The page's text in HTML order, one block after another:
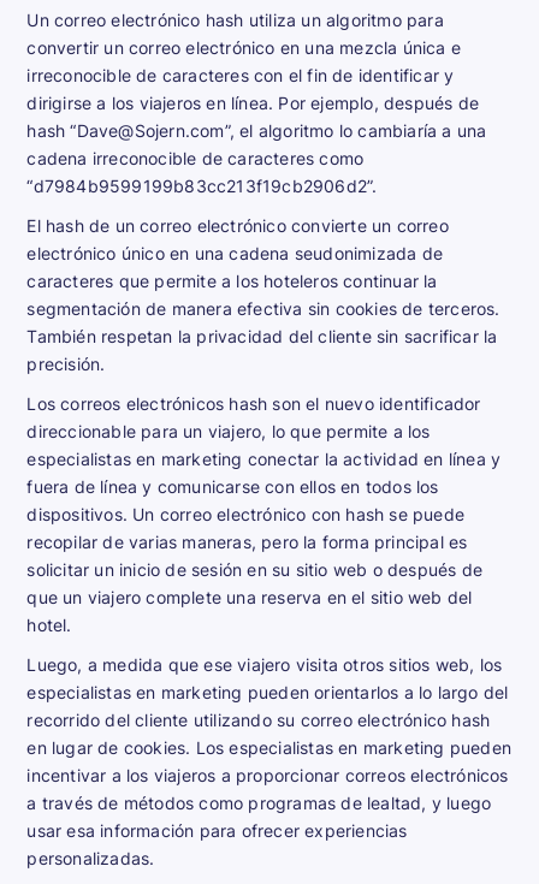
Un correo electrónico hash utiliza un algoritmo para
convertir un correo electrónico en una mezcla única e
irreconocible de caracteres con el fin de identificar y
dirigirse a los viajeros en línea. Por ejemplo, después de
hash “Dave@Sojern.com”, el algoritmo lo cambiaría a una
cadena irreconocible de caracteres como
“d7984b9599199b83cc213f19cb2906d2”.
El hash de un correo electrónico convierte un correo
electrónico único en una cadena seudonimizada de
caracteres que permite a los hoteleros continuar la
segmentación de manera efectiva sin cookies de terceros.
También respetan la privacidad del cliente sin sacrificar la
precisión.
Los correos electrónicos hash son el nuevo identificador
direccionable para un viajero, lo que permite a los
especialistas en marketing conectar la actividad en línea y
fuera de línea y comunicarse con ellos en todos los
dispositivos. Un correo electrónico con hash se puede
recopilar de varias maneras, pero la forma principal es
solicitar un inicio de sesión en su sitio web o después de
que un viajero complete una reserva en el sitio web del
hotel.
Luego, a medida que ese viajero visita otros sitios web, los
especialistas en marketing pueden orientarlos a lo largo del
recorrido del cliente utilizando su correo electrónico hash
en lugar de cookies. Los especialistas en marketing pueden
incentivar a los viajeros a proporcionar correos electrónicos
a través de métodos como programas de lealtad, y luego
usar esa información para ofrecer experiencias
personalizadas.